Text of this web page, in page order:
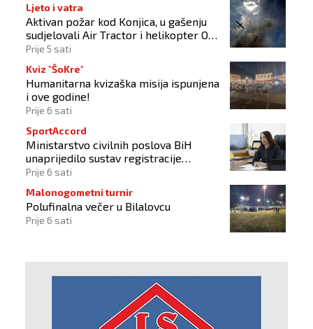
Ljeto i vatra
Aktivan požar kod Konjica, u gašenju
sudjelovali Air Tractor i helikopter OS-
a BiH
Prije 5 sati
Kviz "ŠoKre"
Humanitarna kvizaška misija ispunjena
i ove godine!
Prije 6 sati
SportAccord
Ministarstvo civilnih poslova BiH
unaprijedilo sustav registracije
sportskih organizacija
Prije 6 sati
Malonogometni turnir
Polufinalna večer u Bilalovcu
Prije 6 sati